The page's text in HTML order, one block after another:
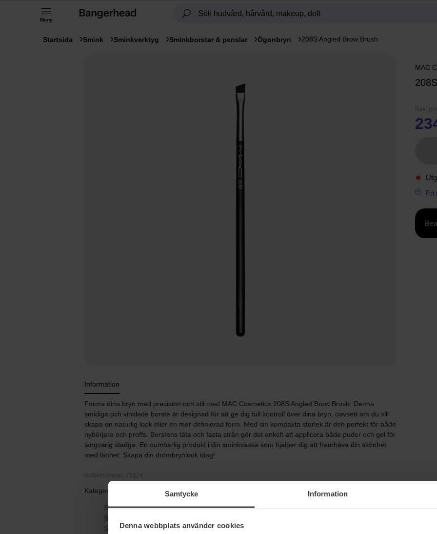
Samtycke Information
Denna webbplats använder cookies
Meny
Startsida Smink Sminkverktyg Sminkborstar & penslar Ögonbryn 208S Angled Brow Brush
MAC
Rek.
Fri
Information
Forma dina bryn med precision och stil med MAC Cosmetics 208S Angled Brow Brush. Denna
smidiga och vinklade borste är designad för att ge dig full kontroll över dina bryn, oavsett om du vill
skapa en naturlig look eller en mer definierad form. Med sin kompakta storlek är den perfekt för både
nybörjare och proffs. Borstens täta och fasta strån gör det enkelt att applicera både puder och gel för
långvarig stadga. En oumbärlig produkt i din sminkväska som hjälper dig att framhäva din skönhet
med lätthet. Skapa din drömbrynlook idag!
Artikelnummer: 73124
Kategorier:
Startsida
Smink
Sminkverktyg